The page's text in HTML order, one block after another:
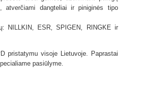
atverčiami dangteliai ir piniginės tipo
NILLKIN, ESR, SPIGEN, RINGKE ir
pristatymu visoje Lietuvoje. Paprastai
pasiūlyme.